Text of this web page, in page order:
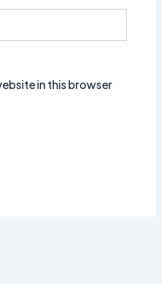
in this browser